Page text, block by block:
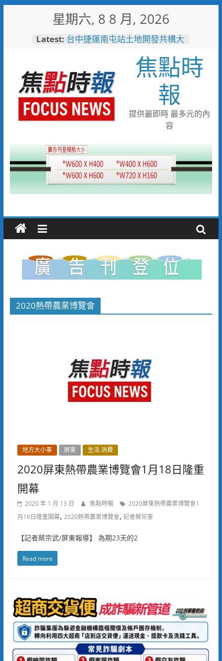
星期六, 8 8 月, 2026
Latest: 台中捷運南屯站土地開發共構大
新地標實現軌道經濟願景
警友辦事處大力相挺！岡山分局
送上「父親節」暖心祝福
守望相助的暖心守護 湖內警消
聯手破門化解獨居翁的危機
歡慶父親節！《台中通
TCPASS》APP 攜手在地名店熱
捐「300萬」助熊本震災重建
焦點時
報
提供最即時 最多元的內
容
2020熱帶農業博覽會
地方大小事 屏東 生活.消費
2020屏東熱帶農業博覽會1月18日隆重
開幕
2020 年 1 月 13 日 焦點時報
2020屏東熱帶農業博覽會1
月18日隆重開幕, 2020熱帶農業博覽會, 記者蔡宗憲
【記者蔡宗武/屏東報導】 為期23天的2
Read more